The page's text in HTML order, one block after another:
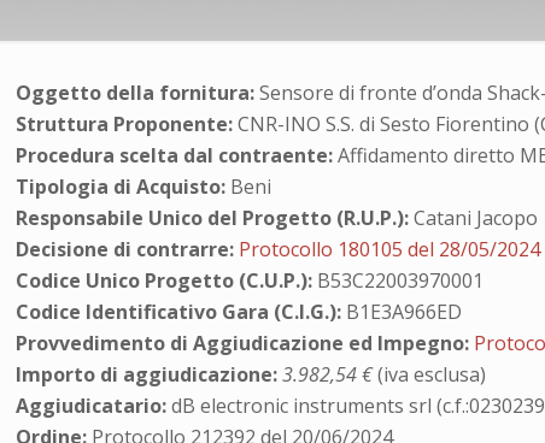
Oggetto della fornitura:Sensore di fronte d’onda
Struttura Proponente:CNR-INO S.S. di Sesto Fiorentino
Procedura scelta dal contraente:Affidamento diretto
Tipologia di Acquisto: Beni
Responsabile Unico del Progetto (R.U.P.):Catani Jacopo
Decisione di contrarre: Protocollo 180105 del 28/05/2024
Codice Unico Progetto (C.U.P.): B53C22003970001
Codice Identificativo Gara (C.I.G.): B1E3A966ED
Provvedimento di Aggiudicazione ed Impegno:
Importo di aggiudicazione: 3.982,54 €(iva esclusa)
Aggiudicatario:dB electronic instruments srl
Ordine: Protocollo 212392 del 20/06/2024